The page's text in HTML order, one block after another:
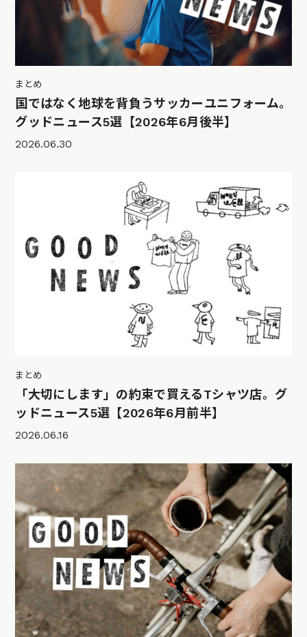
まとめ
国ではなく地球を背負うサッカーユニフォーム。
グッドニュース5選【2026年6月後半】
2026.06.30
まとめ
「大切にします」の約束で買えるTシャツ店。グ
ッドニュース5選【2026年6月前半】
2026.06.16